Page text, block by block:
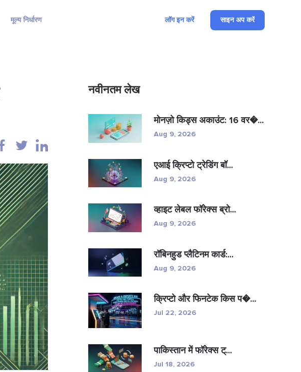
मूल्य निर्धारण लॉग इन करें साइन अप करें
नवीनतम लेख
मोनज़ो किड्स अकाउंट: 16 वर�...
Aug 9, 2026
एआई क्रिप्टो ट्रेडिंग बॉ...
Aug 9, 2026
व्हाइट लेबल फॉरेक्स ब्रो...
Aug 9, 2026
रॉबिनहुड प्लैटिनम कार्ड:...
Aug 9, 2026
क्रिप्टो और फिनटेक किस प�...
Jul 22, 2026
पाकिस्तान में फॉरेक्स ट्...
Jul 18, 2026